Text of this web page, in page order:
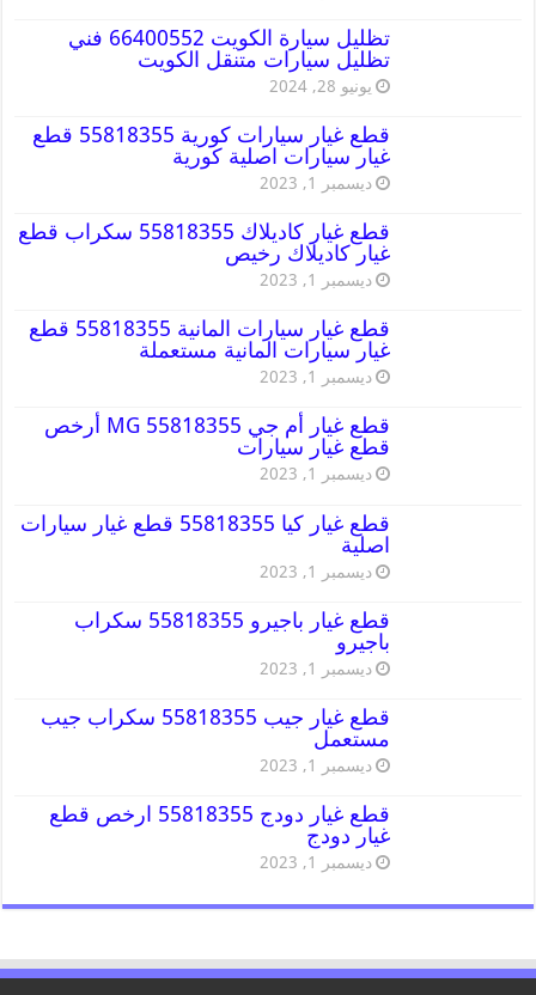
تظليل سيارة الكويت 66400552 فني
تظليل سيارات متنقل الكويت
يونيو 28, 2024
قطع غيار سيارات كورية 55818355 قطع
غيار سيارات اصلية كورية
ديسمبر 1, 2023
قطع غيار كاديلاك 55818355 سكراب قطع
غيار كاديلاك رخيص
ديسمبر 1, 2023
قطع غيار سيارات المانية 55818355 قطع
غيار سيارات المانية مستعملة
ديسمبر 1, 2023
قطع غيار أم جي MG 55818355 أرخص
قطع غيار سيارات
ديسمبر 1, 2023
قطع غيار كيا 55818355 قطع غيار سيارات
اصلية
ديسمبر 1, 2023
قطع غيار باجيرو 55818355 سكراب
باجيرو
ديسمبر 1, 2023
قطع غيار جيب 55818355 سكراب جيب
مستعمل
ديسمبر 1, 2023
قطع غيار دودج 55818355 ارخص قطع
غيار دودج
ديسمبر 1, 2023